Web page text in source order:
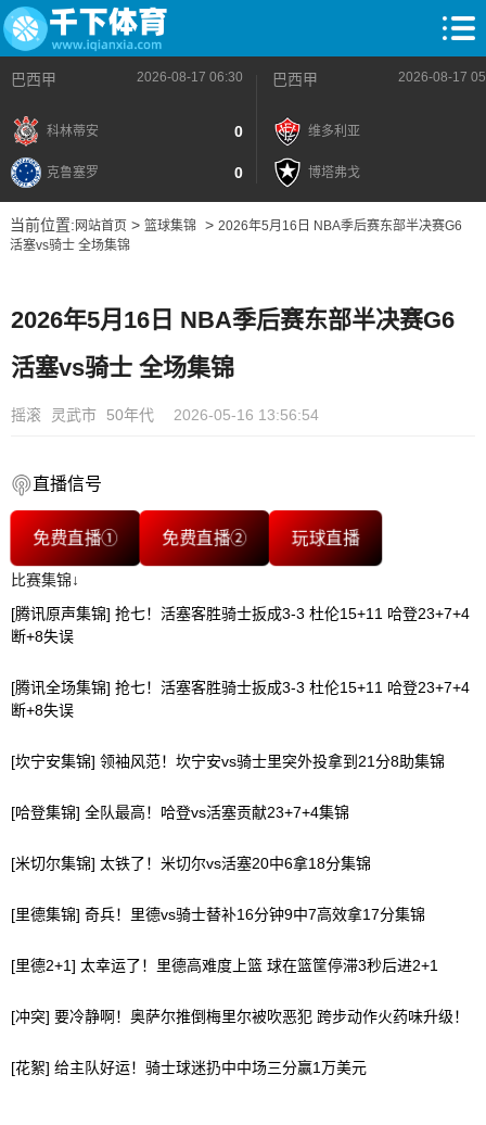
巴西甲 2026-08-17 06:30
科林蒂安 0
克鲁塞罗 0
巴西甲 2026-08-17
维多利亚
博塔弗戈
当前位置: 网站首页> 篮球集锦> 2026年5月16日 NBA季后赛东部半决赛G6
活塞vs骑士 全场集锦
2026年5月16日 NBA季后赛东部半决赛G6
活塞vs骑士 全场集锦
摇滚 灵武市 50年代 2026-05-16 13:56:54
直播信号
免费直播① 免费直播② 玩球直播
比赛集锦↓
[腾讯原声集锦] 抢七！活塞客胜骑士扳成3-3 杜伦15+11 哈登23+7+4
断+8失误
[腾讯全场集锦] 抢七！活塞客胜骑士扳成3-3 杜伦15+11 哈登23+7+4
断+8失误
[坎宁安集锦] 领袖风范！坎宁安vs骑士里突外投拿到21分8助集锦
[哈登集锦] 全队最高！哈登vs活塞贡献23+7+4集锦
[米切尔集锦] 太铁了！米切尔vs活塞20中6拿18分集锦
[里德集锦] 奇兵！里德vs骑士替补16分钟9中7高效拿17分集锦
[里德2+1] 太幸运了！里德高难度上篮 球在篮筐停滞3秒后进2+1
[冲突] 要冷静啊！奥萨尔推倒梅里尔被吹恶犯 跨步动作火药味升级！
[花絮] 给主队好运！骑士球迷扔中中场三分赢1万美元